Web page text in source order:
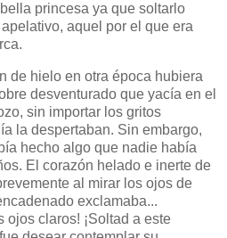
princesa ya que soltarlo
aquel por el que era
de hielo en otra época hubiera
desventurado que yacía en el
sin importar los gritos
la despertaban. Sin embargo,
hecho algo que nadie había
El corazón helado e inerte de
al mirar los ojos de
exclamaba...
ojos claros! ¡Soltad a este